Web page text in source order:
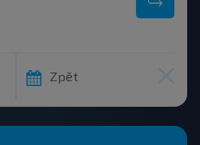
Zpět